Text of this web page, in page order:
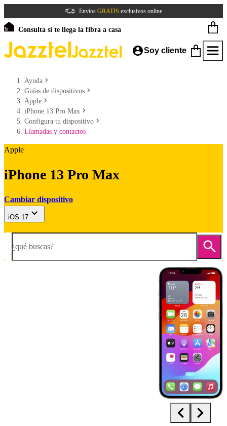
Envíos GRATIS exclusivos online
Consulta si te llega la fibra a casa
Soy cliente
Ayuda
Guías de dispositivos
Apple
iPhone 13 Pro Max
Configura tu dispositivo
Llamadas y contactos
Apple
iPhone 13 Pro Max
Cambiar dispositivo
iOS 17
¿qué buscas?